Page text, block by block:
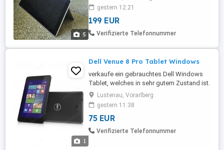
5
abzugeben. Praktisch wie ein TABLETT,
da Touchscreen, zu benutzen wie ein
leichter LAPTOP!
gestern 12:21
199 EUR
Verifizierte Telefonnummer
1
Dell Venue 8 Pro Tablet Windows
verkaufe ein gebrauchtes Dell Windows
Tablet, welches in sehr gutem Zustand ist.
Lustenau, Vorarlberg
gestern 11:38
75 EUR
Verifizierte Telefonnummer